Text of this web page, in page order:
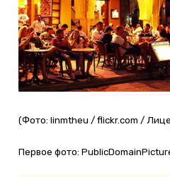
(Фото: linmtheu / flickr.com /
Первое фото: